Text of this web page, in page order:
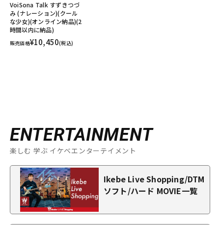
VoiSona Talk すずきつづ
み (ナレーション)(クール
な少女)(オンライン納品)(2
時間以内に納品)
販売価格¥10,450(税込)
ENTERTAINMENT
楽しむ 学ぶ イケベエンターテイメント
Ikebe Live Shopping/DTM
ソフト/ハード MOVIE一覧